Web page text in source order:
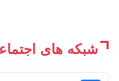
شبکه های